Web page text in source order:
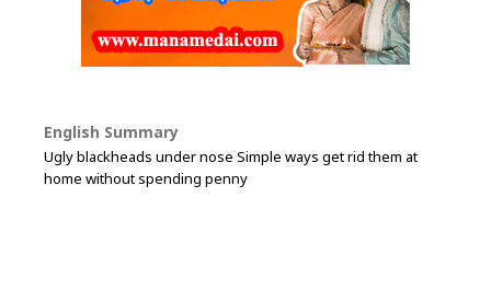
English Summary
Ugly blackheads under nose Simple ways get rid them at
home without spending penny